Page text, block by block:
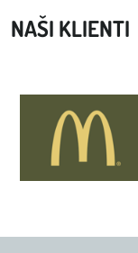
NAŠI KLIENTI